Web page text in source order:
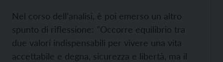
Nel corso dell'analisi, è poi emerso un altro
spunto di riflessione: "Occorre equilibrio tra
due valori indispensabili per vivere una vita
accettabile e degna, sicurezza e libertà, ma il